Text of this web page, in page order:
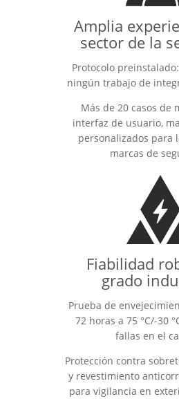
Amplia
sector de la
Protocolo
ningún trabajo de
Más de 20 casos de
interfaz de usuario,
personalizados para
marcas de
Fiabilidad
grado
Prueba de
72 horas a 75 °C/-30
fallas en el
Protección contra
y revestimiento
para vigilancia en